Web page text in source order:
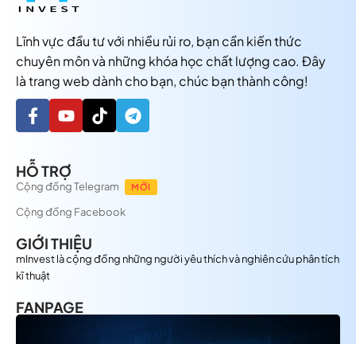
Lĩnh vực đầu tư với nhiều rủi ro, bạn cần kiến thức
chuyên môn và những khóa học chất lượng cao. Đây
là trang web dành cho bạn, chúc bạn thành công!
HỖ TRỢ
Cộng đồng Telegram MỚI
Cộng đồng Facebook
GIỚI THIỆU
mInvest là cộng đồng những người yêu thích và nghiên cứu phân tích
kĩ thuật
FANPAGE